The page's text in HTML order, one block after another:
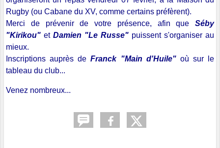
Rugby (ou Cabane du XV, comme certains préfèrent).
Merci de prévenir de votre présence, afin que Séby
"Kirikou" et Damien "Le Russe" puissent s'organiser au
mieux.
Inscriptions auprès deFranck "Main d'Huile"où sur le
tableau du club...
Venez nombreux...